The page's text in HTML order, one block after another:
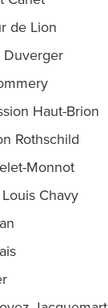
de Lion
Duverger
Haut-Brion
Rothschild
Monnot
Chavy